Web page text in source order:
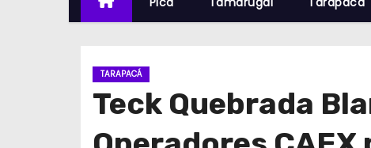
TARAPACÁ
Teck Quebrada